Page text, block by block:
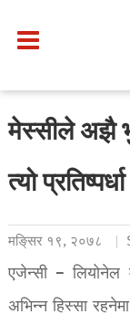
मेस्सीले अझै
त्यो
मङि्सर १९, २०७८
एजेन्सी – लियोनेल
अभिन्न हिस्सा